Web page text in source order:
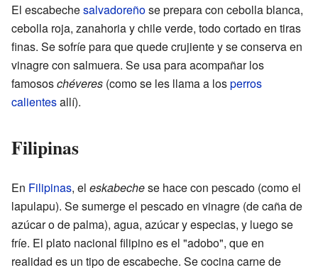
El escabechesalvadoreñose prepara con cebolla blanca,
cebolla roja, zanahoria y chile verde, todo cortado en tiras
finas. Se sofríe para que quede crujiente y se conserva en
vinagre con salmuera. Se usa para acompañar los
famososchéveres (como se les llama a losperros
calientesallí).
Filipinas
En Filipinas, el eskabechese hace con pescado (como el
lapulapu). Se sumerge el pescado en vinagre (de caña de
azúcar o de palma), agua, azúcar y especias, y luego se
fríe. El plato nacional filipino es el "adobo", que en
realidad es un tipo de escabeche. Se cocina carne de